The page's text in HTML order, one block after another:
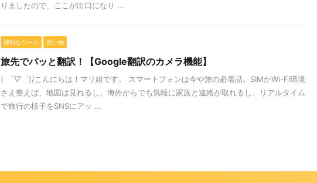
りましたので、ここが出口になり ...
便利なツール 買い物
旅先でパッと翻訳！【Google翻訳のカメラ機能】
( ゜▽゜)/こんにちは！マリ姐です。 スマートフォンは今や旅の必需品。SIMかWi-Fi環境
さえ整えば、地図は見れるし、海外からでも気軽に家族と連絡が取れるし、リアルタイム
で旅行の様子をSNSにアッ ...